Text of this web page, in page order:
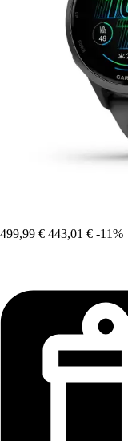
499,99 € 443,01 € -11%